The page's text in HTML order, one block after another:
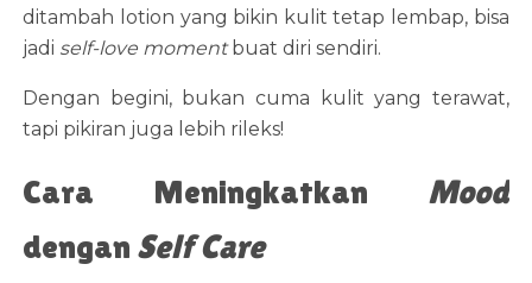
ditambah lotion yang bikin kulit tetap lembap, bisa
jadi self-love momentbuat diri sendiri.
Dengan begini, bukan cuma kulit yang terawat,
tapi pikiran juga lebih rileks!
Cara Meningkatkan Mood
dengan Self Care